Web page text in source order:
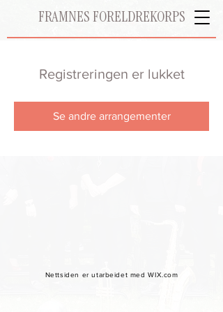
FRAMNES FORELDREKORPS
Registreringen er lukket
Se andre arrangementer
Nettsiden er utarbeidet med WIX.com